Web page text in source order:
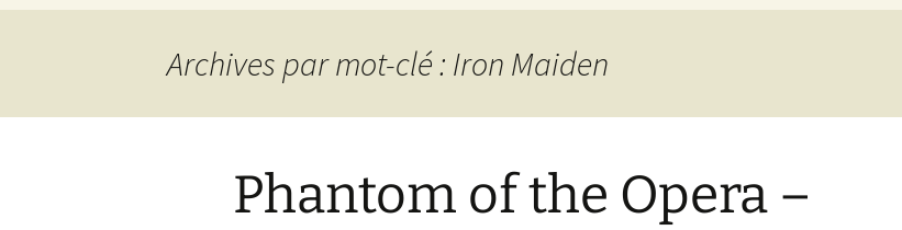
Archives par mot-clé : Iron Maiden
Phantom of the Opera –